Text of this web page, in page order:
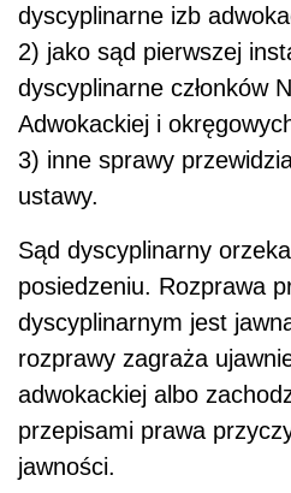
dyscyplinarne izb
2) jako sąd pierwszej
dyscyplinarne członków
Adwokackiej i
3) inne sprawy
ustawy.
Sąd dyscyplinarny
posiedzeniu. Rozprawa
dyscyplinarnym jest
rozprawy zagraża
adwokackiej albo
przepisami prawa
jawności.